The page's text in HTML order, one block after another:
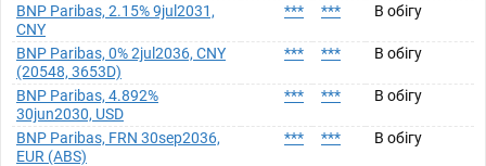
BNP Paribas, 2.15% 9jul2031,
CNY
*** *** В обігу
BNP Paribas, 0% 2jul2036, CNY
(20548, 3653D)
*** *** В обігу
BNP Paribas, 4.892%
30jun2030, USD
*** *** В обігу
BNP Paribas, FRN 30sep2036,
EUR (ABS)
*** *** В обігу